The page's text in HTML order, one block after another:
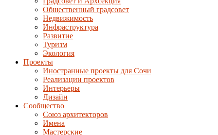
Общественный градсовет
Недвижимость
Инфраструктура
Развитие
Туризм
Экология
Проекты
Иностранные проекты для Сочи
Реализации проектов
Интерьеры
Дизайн
Сообщество
Союз архитекторов
Имена
Мастерские